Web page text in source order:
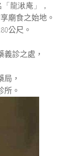
龍湫庵」，
廟食之始地。
公尺。
診之處，
局，
所。